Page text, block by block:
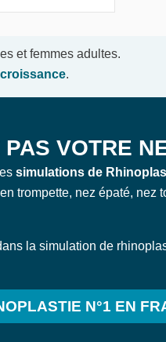
et femmes adultes.
.
VOTRE
simulations de
trompette, nez épaté, nez
la simulation de
N°1 EN